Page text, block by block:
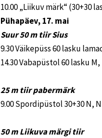
10.00 „Liikuv märk“ (30+30
Pühapäev, 17. mai
Suur 50 m tiir Sius
9.30 Väikepüss 60 lasku
14.30 Vabapüstol 60 lasku M,
25 m tiir pabermärk
9.00 Spordipüstol 30+30 N,
50 m Liikuva märgi tiir